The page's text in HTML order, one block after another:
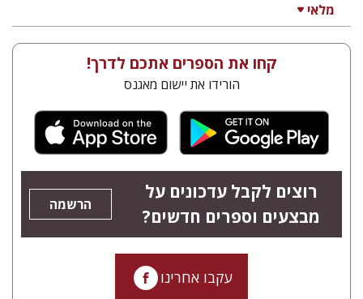
מלאי
קחו את הספרים אתכם לדרך!
הורידו את יישום מאגנס
רוצים לקבל עדכונים על
מבצעים וספרים חדשים?
הרשמה
עקבו אחרינו